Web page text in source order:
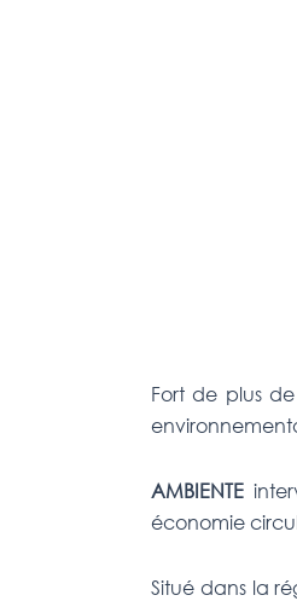
Fort de plus
AMBIENTE
économie
Situé dans la